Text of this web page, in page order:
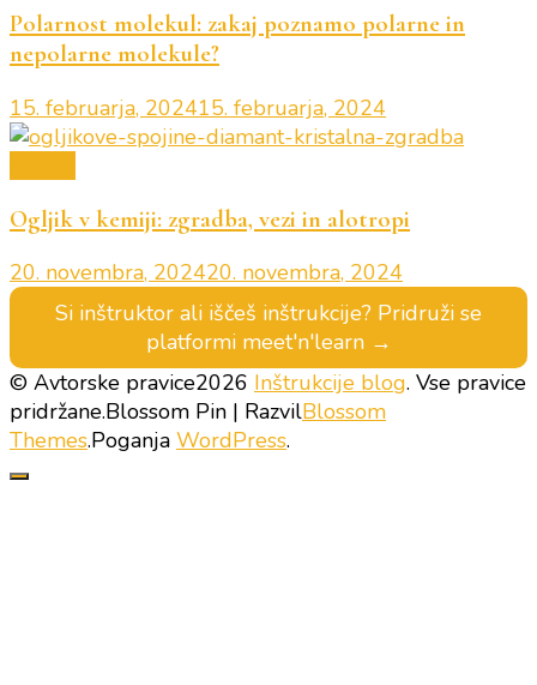
Polarnost molekul: zakaj poznamo polarne in
nepolarne molekule?
15. februarja, 202415. februarja, 2024
Ogljik v kemiji: zgradba, vezi in alotropi
20. novembra, 202420. novembra, 2024
Si inštruktor ali iščeš inštrukcije? Pridruži se
platformi meet'n'learn →
© Avtorske pravice2026 Inštrukcije blog. Vse pravice
pridržane.Blossom Pin | RazvilBlossom
Themes.Poganja WordPress.